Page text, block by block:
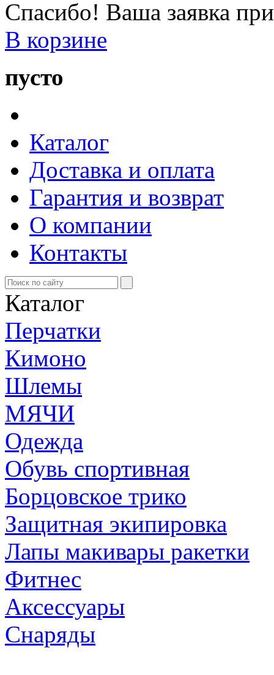
Спасибо! Ваша заявка
В корзине
пусто
Каталог
Доставка и оплата
Гарантия и возврат
О компании
Контакты
Каталог
Перчатки
Кимоно
Шлемы
МЯЧИ
Одежда
Обувь спортивная
Борцовское трико
Защитная экипировка
Лапы макивары ракетки
Фитнес
Аксессуары
Снаряды